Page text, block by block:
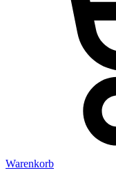
Warenkorb